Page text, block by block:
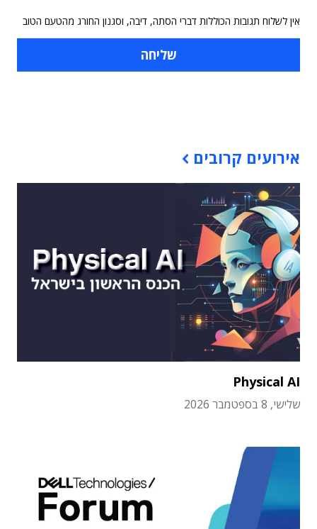
אין לשלוח תגובות הכוללות דברי הסתה, דיבה, וסגנון החורג מהטעם הטוב
אירועים קרובים
Physical AI
שלישי, 8 בספטמבר 2026